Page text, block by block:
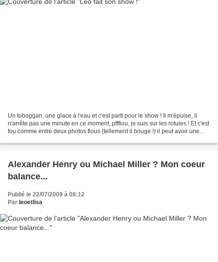
Un toboggan, une glace à l'eau et c'est parti pour le show ! Il m'épuise, il
n'arrête pas une minute en ce moment, pfffiou, je suis sur les rotules ! Et c'est
fou comme entre deux photos flous (tellement il bouge !) il peut avoir une
Alexander Henry ou Michael Miller ? Mon coeur
balance...
Publié le 22/07/2009 à 08:12
Par leoetlisa